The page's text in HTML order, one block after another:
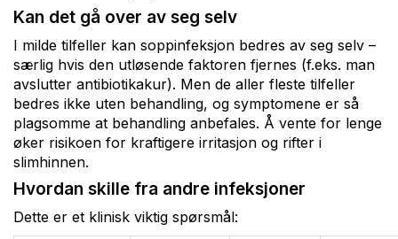
Kan det gå over av seg selv
I milde tilfeller kan soppinfeksjon bedres av seg selv –
særlig hvis den utløsende faktoren fjernes (f.eks. man
avslutter antibiotikakur). Men de aller fleste tilfeller
bedres ikke uten behandling, og symptomene er så
plagsomme at behandling anbefales. Å vente for lenge
øker risikoen for kraftigere irritasjon og rifter i
slimhinnen.
Hvordan skille fra andre infeksjoner
Dette er et klinisk viktig spørsmål: